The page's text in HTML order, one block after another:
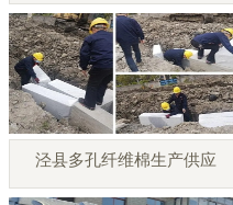
泾县多孔纤维棉生产供应